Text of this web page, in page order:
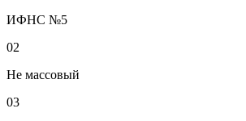
ИФНС №5
02
Не массовый
03